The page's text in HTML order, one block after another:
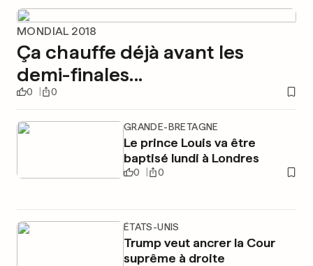
MONDIAL 2018
Ça chauffe déjà avant les
demi-finales...
0 0
GRANDE-BRETAGNE
Le prince Louis va être
baptisé lundi à Londres
0 0
ÉTATS-UNIS
Trump veut ancrer la Cour
suprême à droite